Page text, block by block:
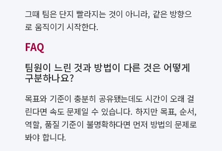
그때 팀은 단지 빨라지는 것이 아니라, 같은 방향으
로 움직이기 시작한다.
FAQ
팀원이 느린 것과 방법이 다른 것은 어떻게
구분하나요?
목표와 기준이 충분히 공유됐는데도 시간이 오래 걸
린다면 속도 문제일 수 있습니다. 하지만 목표, 순서,
역할, 품질 기준이 불명확하다면 먼저 방법의 문제로
봐야 합니다.